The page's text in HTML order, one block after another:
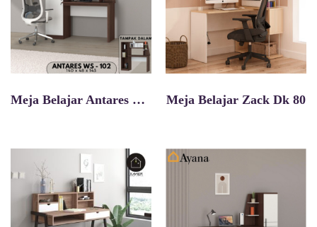
Meja Belajar Antares Ws 102 Meja Belajar Zack Dk 80